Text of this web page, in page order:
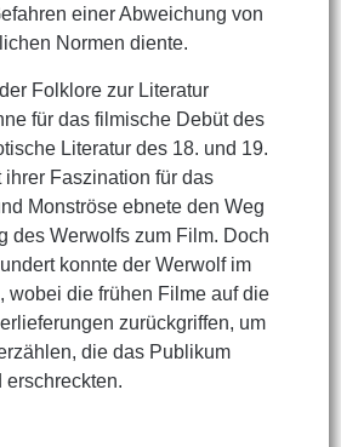
einer Abweichung von
Normen diente.
Folklore zur Literatur
für das filmische Debüt des
Literatur des 18. und 19.
ihrer Faszination für das
Monströse ebnete den Weg
des Werwolfs zum Film. Doch
konnte der Werwolf im
wobei die frühen Filme auf die
zurückgriffen, um
die das Publikum
erschreckten.